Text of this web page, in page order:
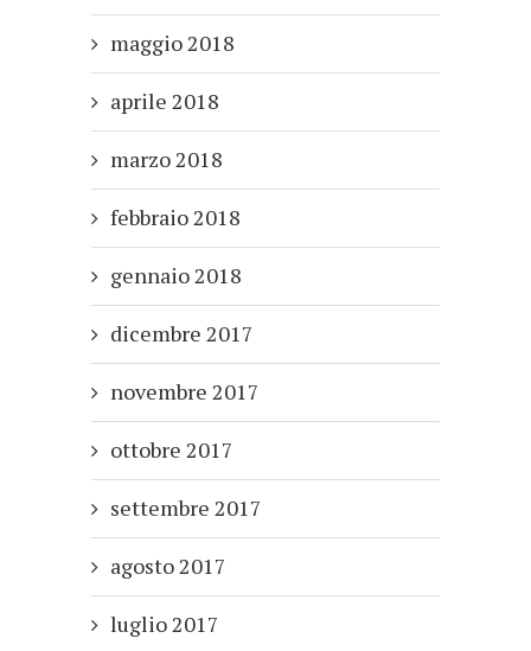
maggio 2018
aprile 2018
marzo 2018
febbraio 2018
gennaio 2018
dicembre 2017
novembre 2017
ottobre 2017
settembre 2017
agosto 2017
luglio 2017